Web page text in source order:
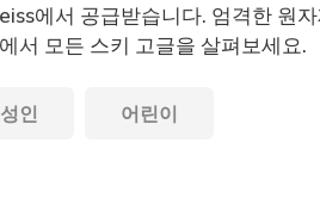
에서 공급받습니다. 엄격한 원
서 모든 스키 고글을 살펴보세요.
성인 어린이